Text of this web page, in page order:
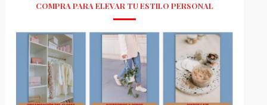
COMPRA PARA ELEVAR TU ESTILO PERSONAL